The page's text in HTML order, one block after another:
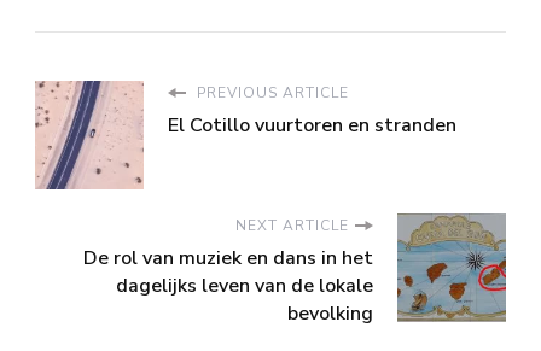
PREVIOUS ARTICLE
El Cotillo vuurtoren en stranden
NEXT ARTICLE
De rol van muziek en dans in het
dagelijks leven van de lokale
bevolking